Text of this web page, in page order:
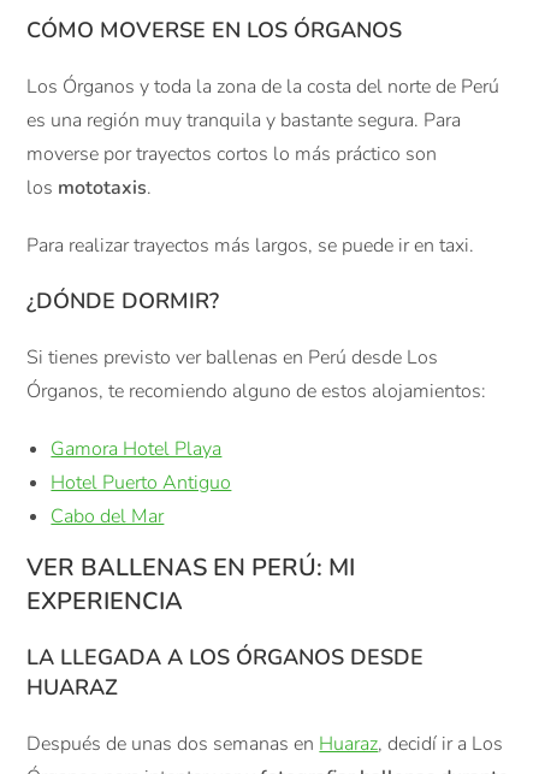
CÓMO MOVERSE EN LOS ÓRGANOS
Los Órganos y toda la zona de la costa del norte de Perú
es una región muy tranquila y bastante segura. Para
moverse por trayectos cortos lo más práctico son
los mototaxis.
Para realizar trayectos más largos, se puede ir en taxi.
¿DÓNDE DORMIR?
Si tienes previsto ver ballenas en Perú desde Los
Órganos, te recomiendo alguno de estos alojamientos:
Gamora Hotel Playa
Hotel Puerto Antiguo
Cabo del Mar
VER BALLENAS EN PERÚ: MI
EXPERIENCIA
LA LLEGADA A LOS ÓRGANOS DESDE
HUARAZ
Después de unas dos semanas en Huaraz, decidí ir a Los